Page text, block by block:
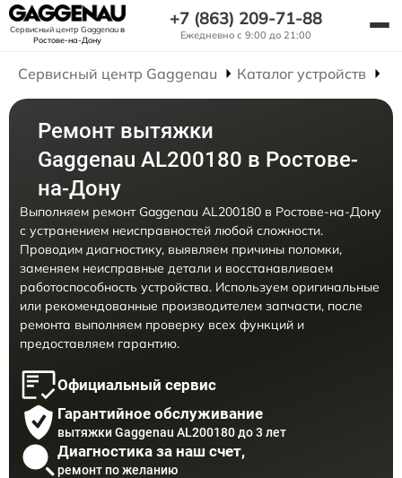
Сервисный центр Gaggenauв
Ростове-на-Дону
+7 (863) 209-71-88
Ежедневно с 9:00 до 21:00
Сервисный центр Gaggenau Каталог устройств
Ремонт вытяжки
Gaggenau AL200180 в Ростове-
на-Дону
Выполняем ремонт Gaggenau AL200180 в Ростове-на-Дону
с устранением неисправностей любой сложности.
Проводим диагностику, выявляем причины поломки,
заменяем неисправные детали и восстанавливаем
работоспособность устройства. Используем оригинальные
или рекомендованные производителем запчасти, после
ремонта выполняем проверку всех функций и
предоставляем гарантию.
Официальный сервис
Гарантийное обслуживание
вытяжки Gaggenau AL200180 до 3 лет
Диагностика за наш счет,
ремонт по желанию